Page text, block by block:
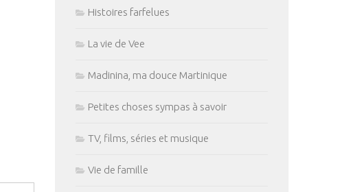
Histoires farfelues
La vie de Vee
Madinina, ma douce Martinique
Petites choses sympas à savoir
TV, films, séries et musique
Vie de famille